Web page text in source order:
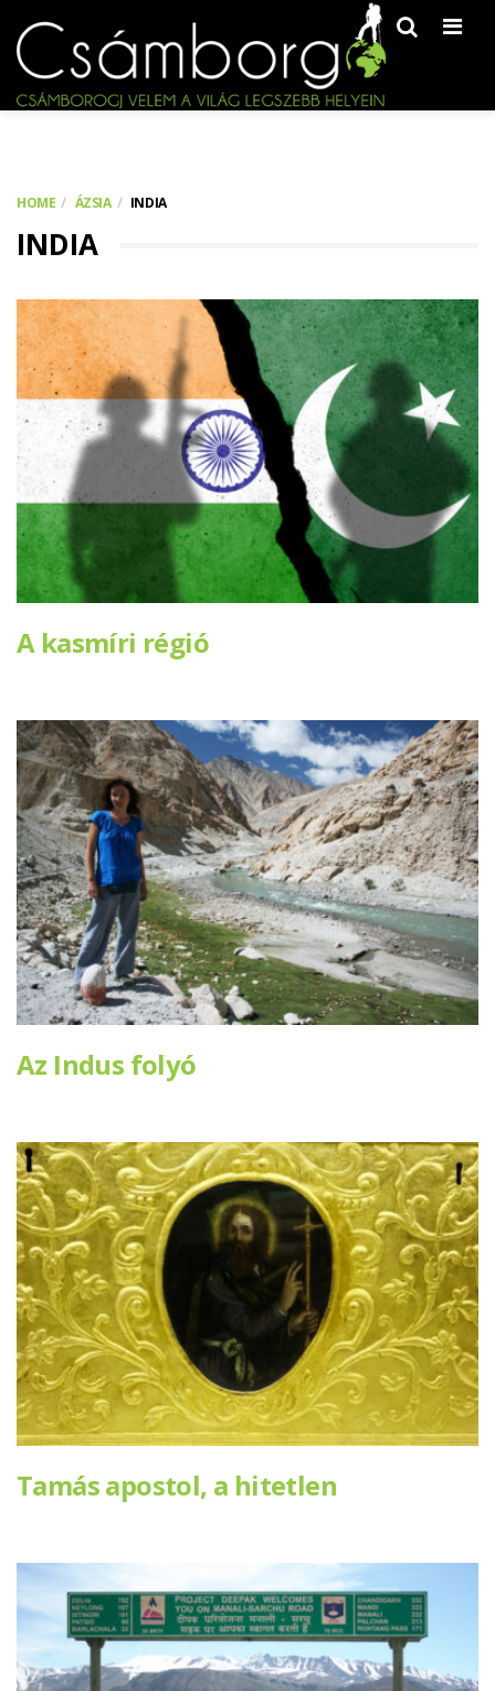
HOME ÁZSIA INDIA
INDIA
A kasmíri régió
Az Indus folyó
Tamás apostol, a hitetlen